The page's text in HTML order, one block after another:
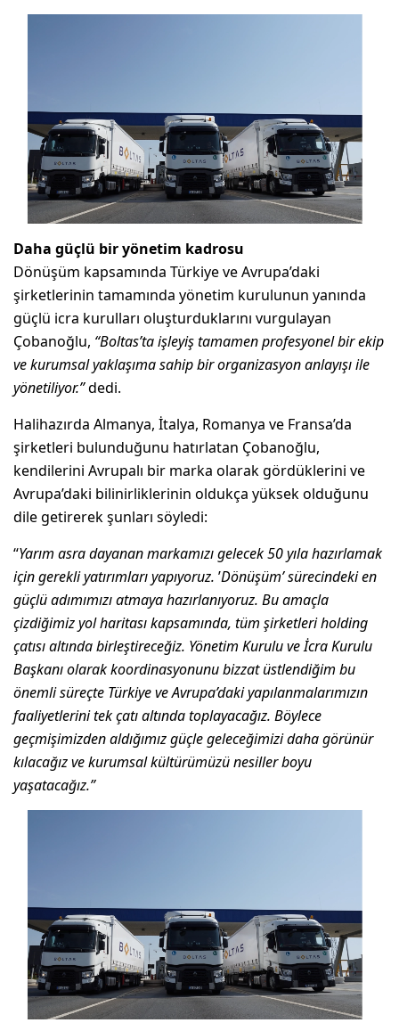
Daha güçlü bir yönetim kadrosu
Dönüşüm kapsamında Türkiye ve Avrupa’daki
şirketlerinin tamamında yönetim kurulunun yanında
güçlü icra kurulları oluşturduklarını vurgulayan
Çobanoğlu, “Boltas’ta işleyiş tamamen profesyonel bir ekip
ve kurumsal yaklaşıma sahip bir organizasyon anlayışı ile
yönetiliyor.”dedi.
Halihazırda Almanya, İtalya, Romanya ve Fransa’da
şirketleri bulunduğunu hatırlatan Çobanoğlu,
kendilerini Avrupalı bir marka olarak gördüklerini ve
Avrupa’daki bilinirliklerinin oldukça yüksek olduğunu
dile getirerek şunları söyledi:
“Yarım asra dayanan markamızı gelecek 50 yıla hazırlamak
için gerekli yatırımları yapıyoruz. ’Dönüşüm’ sürecindeki en
güçlü adımımızı atmaya hazırlanıyoruz. Bu amaçla
çizdiğimiz yol haritası kapsamında, tüm şirketleri holding
çatısı altında birleştireceğiz. Yönetim Kurulu ve İcra Kurulu
Başkanı olarak koordinasyonunu bizzat üstlendiğim bu
önemli süreçte Türkiye ve Avrupa’daki yapılanmalarımızın
faaliyetlerini tek çatı altında toplayacağız. Böylece
geçmişimizden aldığımız güçle geleceğimizi daha görünür
kılacağız ve kurumsal kültürümüzü nesiller boyu
yaşatacağız.”